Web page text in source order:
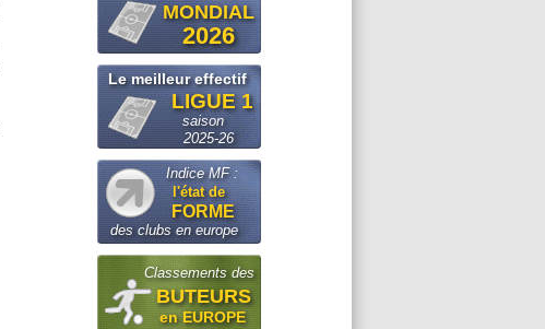
MONDIAL
2026
Le meilleur effectif
LIGUE 1
saison
2025-26
Indice MF :
l'état de
FORME
des clubs en europe
Classements des
BUTEURS
en EUROPE